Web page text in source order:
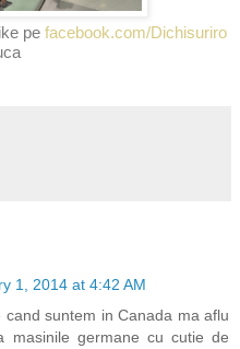
pe facebook.com/Dichisuriro
1, 2014 at 4:42 AM
cand suntem in Canada ma aflu
masinile germane cu cutie de